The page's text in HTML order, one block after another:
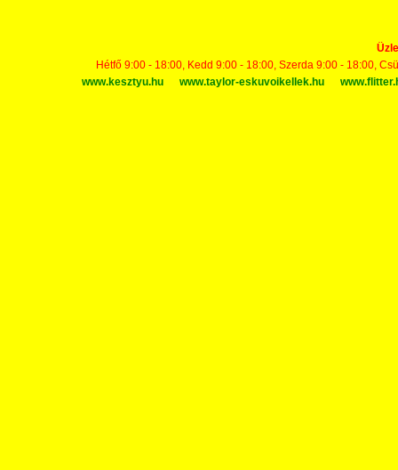
Hétfő 9:00 - 18:00, Kedd 9:00 - 18:00, Szerda 9:00 - 18:00,
www.kesztyu.hu
www.taylor-eskuvoikellek.hu